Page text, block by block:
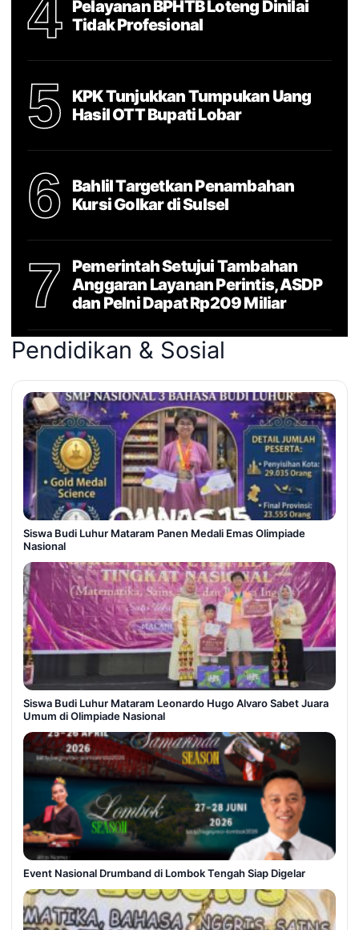
4
Pelayanan BPHTB Loteng Dinilai
Tidak Profesional
5
KPK Tunjukkan Tumpukan Uang
Hasil OTT Bupati Lobar
6
Bahlil Targetkan Penambahan
Kursi Golkar di Sulsel
7
Pemerintah Setujui Tambahan
Anggaran Layanan Perintis, ASDP
dan Pelni Dapat Rp209 Miliar
Pendidikan & Sosial
Siswa Budi Luhur Mataram Panen Medali Emas Olimpiade
Nasional
Siswa Budi Luhur Mataram Leonardo Hugo Alvaro Sabet Juara
Umum di Olimpiade Nasional
Event Nasional Drumband di Lombok Tengah Siap Digelar